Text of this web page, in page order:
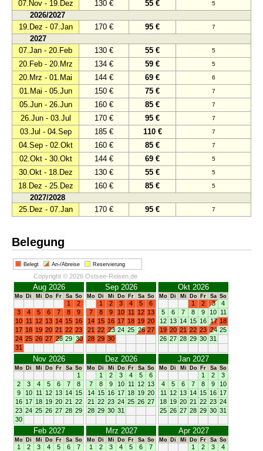
07.Nov - 19.Dez 130 € 55 € 5
2026/2027
19.Dez - 07.Jan
170 € 95 € 7
2027
07.Jan - 20.Feb
130 € 55 € 5
20.Feb - 20.Mrz 134 € 59 € 5
20.Mrz - 01.Mai 144 € 69 € 6
01.Mai - 05.Jun 150 € 75 € 7
05.Jun - 26.Jun 160 € 85 € 7
26.Jun - 03.Jul 170 € 95 € 7
03.Jul - 04.Sep 185 € 110 € 7
04.Sep - 02.Okt 160 € 85 € 7
02.Okt - 30.Okt 144 € 69 € 5
30.Okt - 18.Dez 130 € 55 € 5
18.Dez - 25.Dez 160 € 85 € 5
2027/2028
25.Dez - 07.Jan
170 € 95 € 7
Belegung
Belegt An-/Abreise Reservierung
Copyright © 2026 Ostsee-Reisen.de
Aug 2026
Mo Di Mi Do Fr Sa So
1
2
3
4 5 6 7 8
9
10 11 12 13 14 15 16
17 18 19 20 21 22 23
24 25 26 27 28 29 30
31
Sep 2026
Mo Di Mi Do Fr Sa So
1 2 3 4 5
6
7
8 9 10 11 12 13
14 15 16 17 18 19 20
21 22 23 24 25 26 27
28 29 30
Okt 2026
Mo Di Mi Do Fr Sa So
1 2 3
4
5
6 7 8 9 10 11
12 13 14 15 16 17 18
19 20 21 22 23 24 25
26 27 28 29 30 31
Nov 2026
Mo Di Mi Do Fr Sa So
1
2
3 4 5 6 7
8
9
10 11 12 13 14 15
16 17 18 19 20 21 22
23 24 25 26 27 28 29
30
Dez 2026
Mo Di Mi Do Fr Sa So
1 2 3 4 5
6
7
8 9 10 11 12 13
14 15 16 17 18 19 20
21 22 23 24 25 26 27
28 29 30 31
Jan 2027
Mo Di Mi Do Fr Sa So
1 2
3
4
5 6 7 8 9
10
11
12 13 14 15 16 17
18 19 20 21 22 23 24
25 26 27 28 29 30 31
Feb 2027
Mo Di Mi Do Fr Sa So
1 2 3 4 5 6
7
Mrz 2027
Mo Di Mi Do Fr Sa So
1 2 3 4 5 6
7
Apr 2027
Mo Di Mi Do Fr Sa So
1 2 3
4